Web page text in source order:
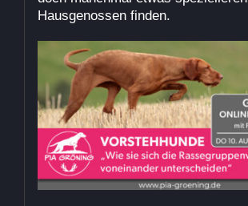
Hausgenossen finden.